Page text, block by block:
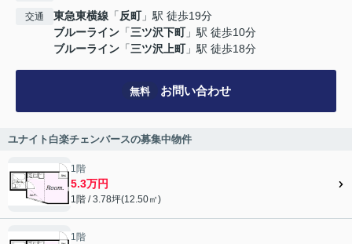
交通 東急東横線 「 反町」駅 徒歩19分
ブルーライン 「三ツ沢下町」駅 徒歩10分
ブルーライン 「三ツ沢上町」駅 徒歩18分
無料 お問い合わせ
ユナイト白楽チェンバースの募集中物件
1階
5.3万円
1階 / 3.78坪(12.50㎡)
1階